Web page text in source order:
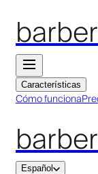
Características
Cómo funciona
Español